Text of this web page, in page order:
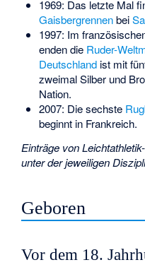
1969: Das letzte Mal
Gaisbergrennenbei
1997: Im
enden die Ruder-
Deutschlandist mit
zweimal Silber und
Nation.
2007: Die sechste
beginnt in Frankreich.
Einträge von
unter der jeweiligen
Geboren
Vor dem 18.